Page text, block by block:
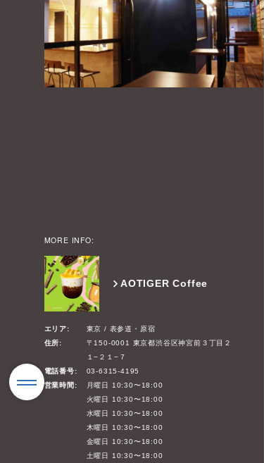
MORE INFO:
AOTIGER Coffee
エリア:
東京 / 表参道・原宿
住所:
〒150-0001 東京都渋谷区神宮前３丁目２
１−２１−７
電話番号:
03-6315-4195
営業時間:
月曜日 10:30〜18:00
火曜日 10:30〜18:00
水曜日 10:30〜18:00
木曜日 10:30〜18:00
金曜日 10:30〜18:00
土曜日 10:30〜18:00